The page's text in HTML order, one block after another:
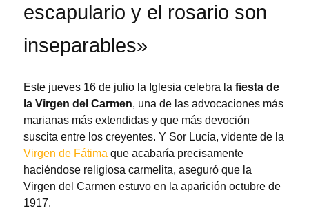
escapulario y el rosario son
inseparables»
Este jueves 16 de julio la Iglesia celebra la fiesta de
la Virgen del Carmen, una de las advocaciones más
marianas más extendidas y que más devoción
suscita entre los creyentes. Y Sor Lucía, vidente de la
Virgen de Fátima que acabaría precisamente
haciéndose religiosa carmelita, aseguró que la
Virgen del Carmen estuvo en la aparición octubre de
1917.